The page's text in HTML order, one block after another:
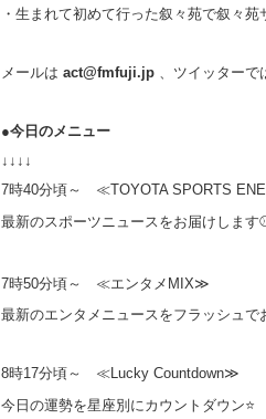
・生まれて初めて行った叙々苑で叙々
メールは act@fmfuji.jp 、ツイッターで
●今日のメニュー
↓↓↓↓
7時40分頃～ ≪TOYOTA SPORTS
最新のスポーツニュースをお届けします
7時50分頃～ ≪エンタメMIX≫
最新のエンタメニュースをフラッシュで
8時17分頃～ ≪Lucky Countdown≫
今日の運勢を星座別にカウントダウン⭐